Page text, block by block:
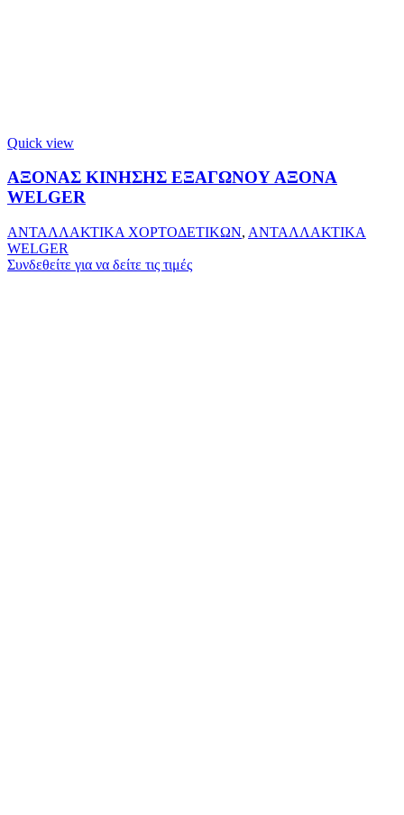
Quick view
ΑΞΟΝΑΣ ΚΙΝΗΣΗΣ ΕΞΑΓΩΝΟΥ ΑΞΟΝΑ
WELGER
ΑΝΤΑΛΛΑΚΤΙΚΑ ΧΟΡΤΟΔΕΤΙΚΩΝ, ΑΝΤΑΛΛΑΚΤΙΚΑ
WELGER
Συνδεθείτε για να δείτε τις τιμές